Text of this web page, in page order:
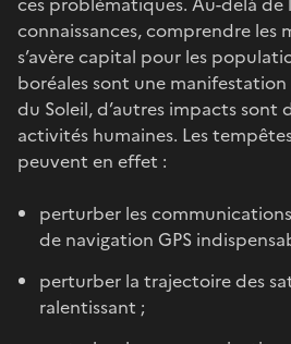
connaissances, comprendre les
s’avère capital pour les
boréales sont une
du Soleil, d’autres impacts sont
activités humaines. Les
peuvent en effet :
perturber les
de navigation GPS
perturber la trajectoire des
ralentissant ;